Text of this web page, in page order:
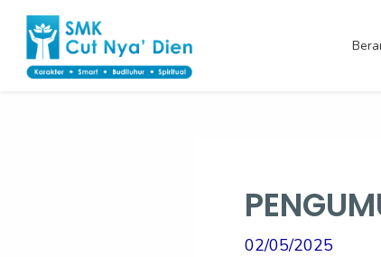
Skip
content
02/05/2025